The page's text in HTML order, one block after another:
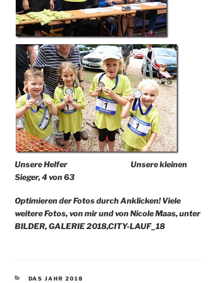
Unsere Helfer Unsere kleinen
Sieger, 4 von 63
Optimieren der Fotos durch Anklicken! Viele
weitere Fotos, von mir und von Nicole Maas, unter
BILDER, GALERIE 2018,CITY-LAUF_18
KATEGORIEN
DAS JAHR 2018